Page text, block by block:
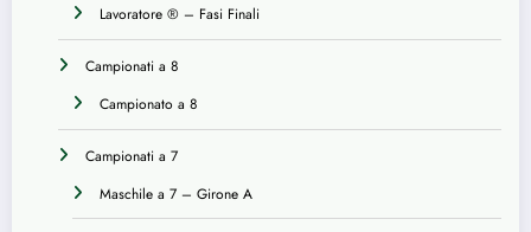
Lavoratore ® – Fasi Finali
Campionati a 8
Campionato a 8
Campionati a 7
Maschile a 7 – Girone A